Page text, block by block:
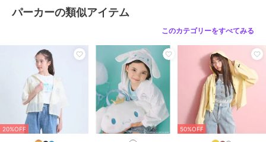
やさしい気持ちになれるハート柄や愛らしい動物たちのモチーフに、
あたたかなカラーを散りばめて。
大切な人と想いを共有できる、やさしく幸せなコレクション。
【2026 SPRING SUMMER / Wishing you joy-喜びが訪れますよう
に-】
すてきな一日を願う気持ちをお洋服に込めて。
誰かを想
うやさしさと、あたたかなぬくもりを感じながら、毎日が小さな幸せ
で満たされますように。
優しくてあたたかなイメージのコレクション。
パーカーの類似アイテム
このカテゴリーをすべてみる
20%OFF 50%OFF